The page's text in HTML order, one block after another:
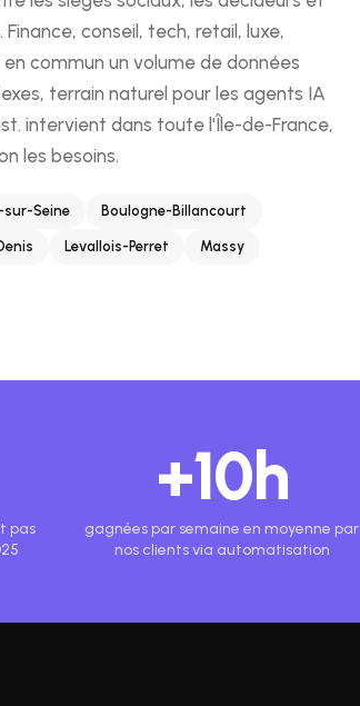
conseil, tech, retail, luxe,
commun un volume de données
terrain naturel pour les agents IA
intervient dans toute l'Île-de-France,
les besoins.
sur-Seine Boulogne-Billancourt
Levallois-Perret Massy
pas
+10h
gagnées par semaine en moyenne par
nos clients via automatisation